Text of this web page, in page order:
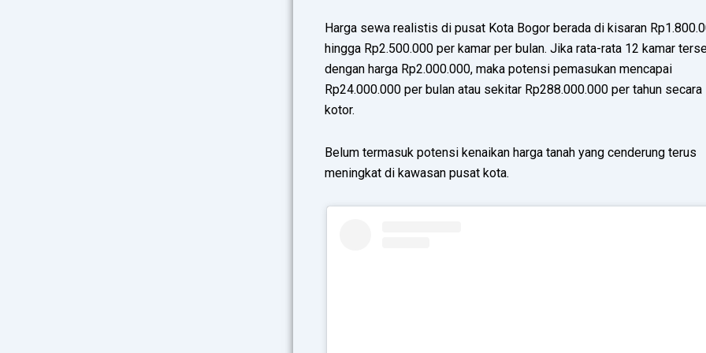
Harga sewa realistis di pusat Kota Bogor berada di kisaran
hingga Rp2.500.000 per kamar per bulan. Jika rata-rata 12 kamar
dengan harga Rp2.000.000, maka potensi pemasukan mencapai
Rp24.000.000 per bulan atau sekitar Rp288.000.000 per tahun secara
kotor.
Belum termasuk potensi kenaikan harga tanah yang cenderung terus
meningkat di kawasan pusat kota.